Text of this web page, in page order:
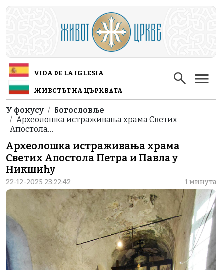
Skip to main content
VIDA DE LA IGLESIA
ЖИВОТЪТ НА ЦЪРКВАТА
Breadcrumb
У фокусу
Богословље
Археолошка истраживања храма Светих
Апостола…
Археолошка истраживања храма
Светих Апостола Петра и Павла у
Никшићу
22-12-2025 23:22:42 1 минута